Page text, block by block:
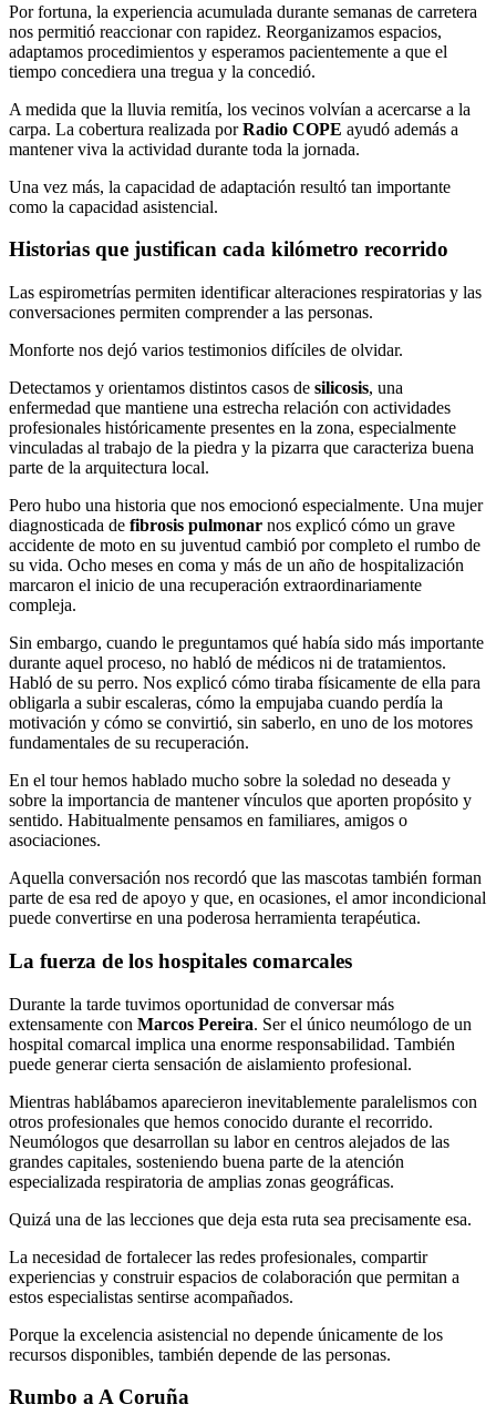
Por fortuna, la experiencia acumulada durante semanas de carretera
nos permitió reaccionar con rapidez. Reorganizamos espacios,
adaptamos procedimientos y esperamos pacientemente a que el
tiempo concediera una tregua y la concedió.
A medida que la lluvia remitía, los vecinos volvían a acercarse a la
carpa. La cobertura realizada porRadio COPE ayudó además a
mantener viva la actividad durante toda la jornada.
Una vez más, la capacidad de adaptación resultó tan importante
como la capacidad asistencial.
Historias que justifican cada kilómetro recorrido
Las espirometrías permiten identificar alteraciones respiratorias y las
conversaciones permiten comprender a las personas.
Monforte nos dejó varios testimonios difíciles de olvidar.
Detectamos y orientamos distintos casos de silicosis, una
enfermedad que mantiene una estrecha relación con actividades
profesionales históricamente presentes en la zona, especialmente
vinculadas al trabajo de la piedra y la pizarra que caracteriza buena
parte de la arquitectura local.
Pero hubo una historia que nos emocionó especialmente. Una mujer
diagnosticada de fibrosis pulmonar nos explicó cómo un grave
accidente de moto en su juventud cambió por completo el rumbo de
su vida. Ocho meses en coma y más de un año de hospitalización
marcaron el inicio de una recuperación extraordinariamente
compleja.
Sin embargo, cuando le preguntamos qué había sido más importante
durante aquel proceso, no habló de médicos ni de tratamientos.
Habló de su perro. Nos explicó cómo tiraba físicamente de ella para
obligarla a subir escaleras, cómo la empujaba cuando perdía la
motivación y cómo se convirtió, sin saberlo, en uno de los motores
fundamentales de su recuperación.
En el tour hemos hablado mucho sobre la soledad no deseada y
sobre la importancia de mantener vínculos que aporten propósito y
sentido. Habitualmente pensamos en familiares, amigos o
asociaciones.
Aquella conversación nos recordó que las mascotas también forman
parte de esa red de apoyo y que, en ocasiones, el amor incondicional
puede convertirse en una poderosa herramienta terapéutica.
La fuerza de los hospitales comarcales
Durante la tarde tuvimos oportunidad de conversar más
extensamente con Marcos Pereira. Ser el único neumólogo de un
hospital comarcal implica una enorme responsabilidad. También
puede generar cierta sensación de aislamiento profesional.
Mientras hablábamos aparecieron inevitablemente paralelismos con
otros profesionales que hemos conocido durante el recorrido.
Neumólogos que desarrollan su labor en centros alejados de las
grandes capitales, sosteniendo buena parte de la atención
especializada respiratoria de amplias zonas geográficas.
Quizá una de las lecciones que deja esta ruta sea precisamente esa.
La necesidad de fortalecer las redes profesionales, compartir
experiencias y construir espacios de colaboración que permitan a
estos especialistas sentirse acompañados.
Porque la excelencia asistencial no depende únicamente de los
recursos disponibles, también depende de las personas.
Rumbo a A Coruña